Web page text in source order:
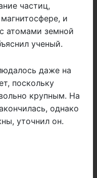
частиц,
и
атомами земной
ученый.
даже на
поскольку
крупным. На
однако
уточнил он.